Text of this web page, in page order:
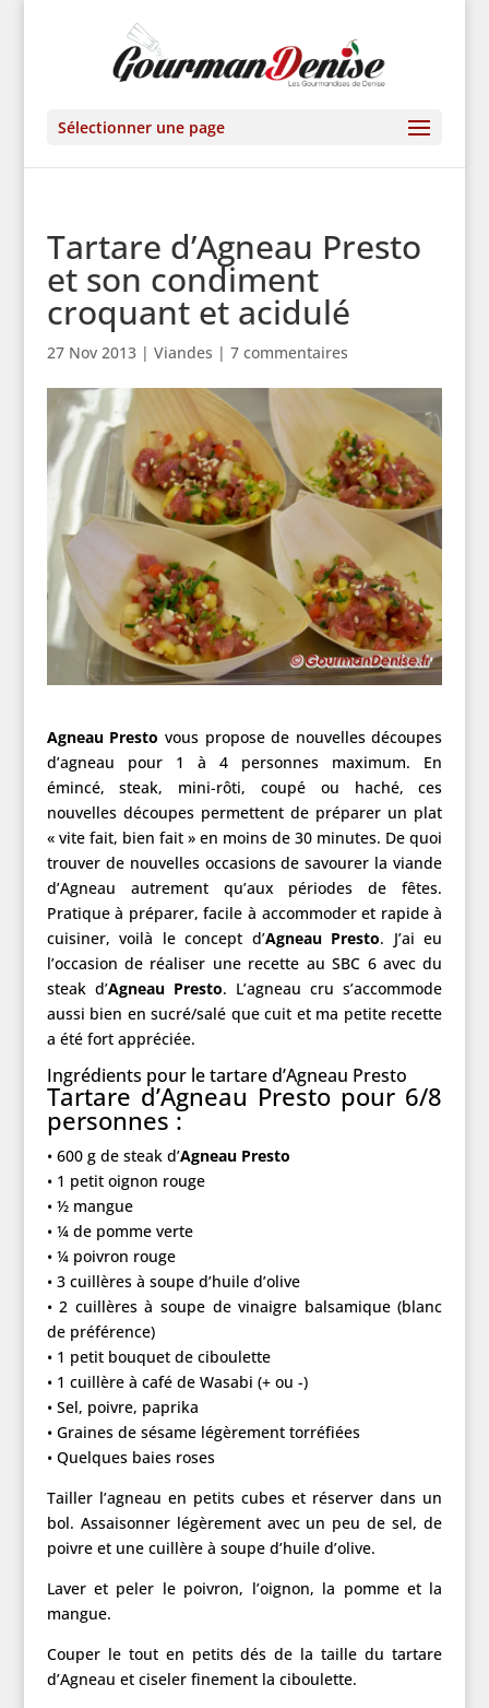
Sélectionner une page
Tartare d’Agneau Presto
et son condiment
croquant et acidulé
27 Nov 2013| Viandes | 7 commentaires
Agneau Presto vous propose de nouvelles découpes
d’agneau pour 1 à 4 personnes maximum. En
émincé, steak, mini-rôti, coupé ou haché, ces
nouvelles découpes permettent de préparer un plat
« vite fait, bien fait » en moins de 30 minutes. De quoi
trouver de nouvelles occasions de savourer la viande
d’Agneau autrement qu’aux périodes de fêtes.
Pratique à préparer, facile à accommoder et rapide à
cuisiner, voilà le concept d’Agneau Presto. J’ai eu
l’occasion de réaliser une recette au SBC 6 avec du
steak d’Agneau Presto. L’agneau cru s’accommode
aussi bien en sucré/salé que cuit et ma petite recette
a été fort appréciée.
Ingrédients pour le tartare d’Agneau Presto
Tartare d’Agneau Presto pour 6/8
personnes :
• 600 g de steak d’Agneau Presto
• 1 petit oignon rouge
• ½ mangue
• ¼ de pomme verte
• ¼ poivron rouge
• 3 cuillères à soupe d’huile d’olive
• 2 cuillères à soupe de vinaigre balsamique (blanc
de préférence)
• 1 petit bouquet de ciboulette
• 1 cuillère à café de Wasabi (+ ou -)
• Sel, poivre, paprika
• Graines de sésame légèrement torréfiées
• Quelques baies roses
Tailler l’agneau en petits cubes et réserver dans un
bol. Assaisonner légèrement avec un peu de sel, de
poivre et une cuillère à soupe d’huile d’olive.
Laver et peler le poivron, l’oignon, la pomme et la
mangue.
Couper le tout en petits dés de la taille du tartare
d’Agneau et ciseler finement la ciboulette.